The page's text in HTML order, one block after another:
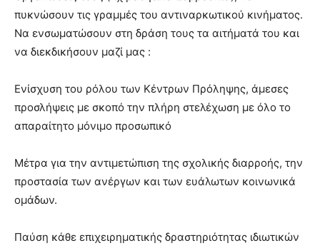
πυκνώσουν τις γραμμές του αντιναρκωτικού κινήματος.
Να ενσωματώσουν στη δράση τους τα αιτήματά του και
να διεκδικήσουν μαζί μας :
Ενίσχυση του ρόλου των Κέντρων Πρόληψης, άμεσες
προσλήψεις με σκοπό την πλήρη στελέχωση με όλο το
απαραίτητο μόνιμο προσωπικό
Μέτρα για την αντιμετώπιση της σχολικής διαρροής, την
προστασία των ανέργων και των ευάλωτων κοινωνικά
ομάδων.
Παύση κάθε επιχειρηματικής δραστηριότητας ιδιωτικών